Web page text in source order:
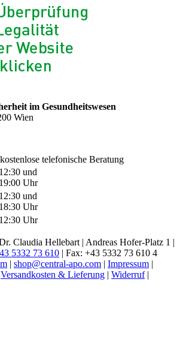
im Gesundheitswesen
Wien
telefonische Beratung
und
Uhr
und
Uhr
Uhr
Claudia Hellebart | Andreas Hofer-Platz 1 |
5332 73 610 | Fax: +43 5332 73 610 4
| shop@central-apo.com | Impressum |
Versandkosten & Lieferung | Widerruf|